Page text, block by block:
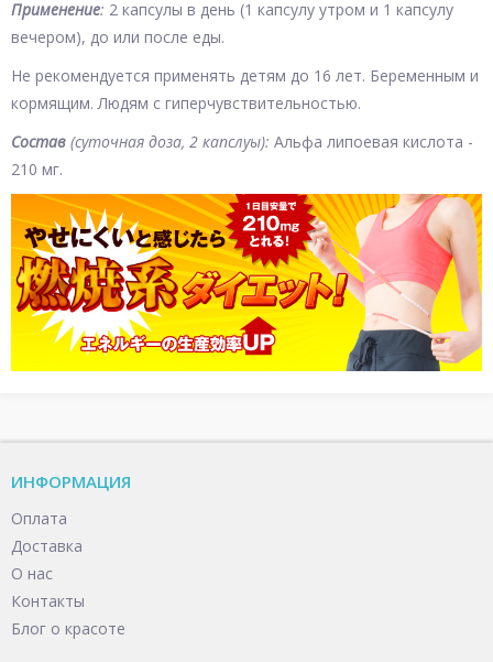
Применение: 2 капсулы в день (1 капсулу утром и 1 капсулу
вечером), до или после еды.
Не рекомендуется применять детям до 16 лет. Беременным и
кормящим. Людям с гиперчувствительностью.
Состав (суточная доза, 2 капслуы): Альфа липоевая кислота -
210 мг.
ИНФОРМАЦИЯ
Оплата
Доставка
О нас
Контакты
Блог о красоте